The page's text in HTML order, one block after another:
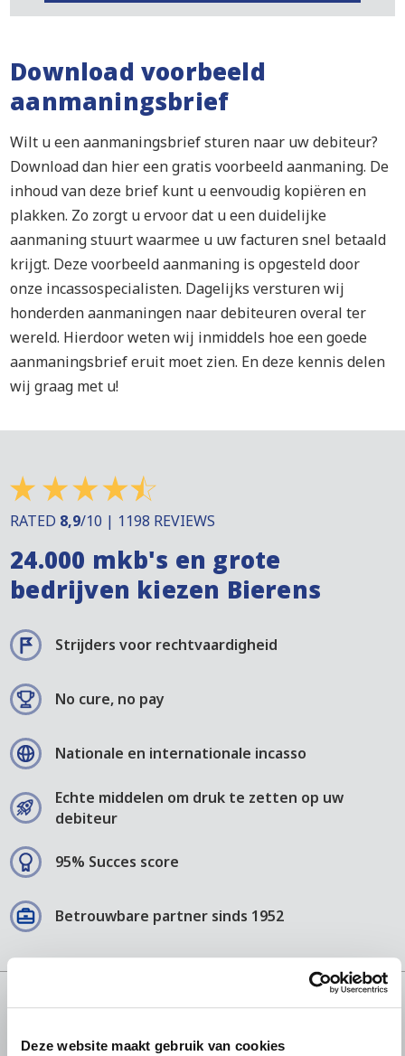
Deze website maakt gebruik van cookies
Download voorbeeld
aanmaningsbrief
Wilt u een aanmaningsbrief sturen naar uw debiteur?
Download dan hier een gratis voorbeeld aanmaning. De
inhoud van deze brief kunt u eenvoudig kopiëren en
plakken. Zo zorgt u ervoor dat u een duidelijke
aanmaning stuurt waarmee u uw facturen snel betaald
krijgt. Deze voorbeeld aanmaning is opgesteld door
onze incassospecialisten. Dagelijks versturen wij
honderden aanmaningen naar debiteuren overal ter
wereld. Hierdoor weten wij inmiddels hoe een goede
aanmaningsbrief eruit moet zien. En deze kennis delen
wij graag met u!
RATED 8,9/10 | 1198 REVIEWS
24.000 mkb's en grote
bedrijven kiezen Bierens
Strijders voor rechtvaardigheid
No cure, no pay
Nationale en internationale incasso
Echte middelen om druk te zetten op uw
debiteur
95% Succes score
Betrouwbare partner sinds 1952